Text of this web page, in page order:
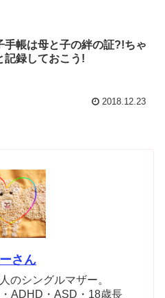
手帳は母と子の絆の証?!ちゃ
記録しておこう!
2018.12.23
さん
のシングルマザー。
ADHD・ASD・18歳長